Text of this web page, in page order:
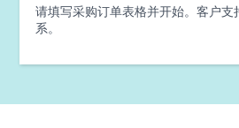
请填写采购订单表格并开始。客户支
系。